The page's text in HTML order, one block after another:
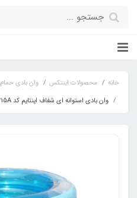
خانه محصولات اینتکس
وان بادی حمام
وان بادی استوانه ای شفاف اینتایم کد YT-215A